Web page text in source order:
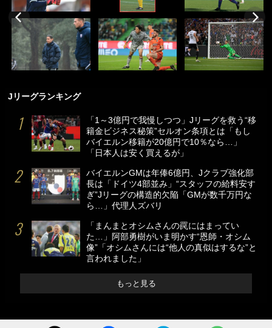
Jリーグランキング
「1～3億円で我慢しつつ」Jリーグを救う“移
籍金ビジネス秘策”セルオン条項とは「もし
バイエルン移籍が20億円で10％なら…」
「日本人は安く買えるが」
バイエルンGMは年俸6億円、Jクラブ強化部
長は「ドイツ4部並み」“スタッフの給料安す
ぎ”Jリーグの構造的欠陥「GMが数千万円な
ら…」代理人ズバリ
「まんまとオシムさんの罠にはまってい
た…」阿部勇樹がいま明かす“恩師・オシム
像”「オシムさんには“他人の真似はするな”と
言われました」
もっと見る